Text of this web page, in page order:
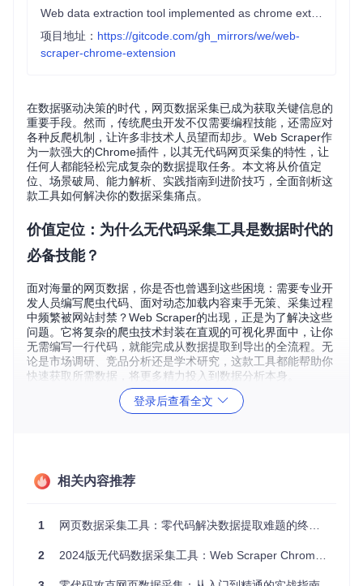
项目地址： https://gitcode.com/gh_mirrors/we/web-
scraper-chrome-extension
在数据驱动决策的时代，网页数据采集已成为获取关键信息的
重要手段。然而，传统爬虫开发不仅需要编程技能，还需应对
各种反爬机制，让许多非技术人员望而却步。Web Scraper作
为一款强大的Chrome插件，以其无代码网页采集的特性，让
任何人都能轻松完成复杂的数据提取任务。本文将从价值定
位、场景破局、能力解析、实践指南到进阶技巧，全面剖析这
款工具如何解决你的数据采集痛点。
价值定位：为什么无代码采集工具是数据时代的
必备技能？
面对海量的网页数据，你是否也曾遇到这些困境：需要专业开
发人员编写爬虫代码、面对动态加载内容束手无策、采集过程
中频繁被网站封禁？Web Scraper的出现，正是为了解决这些
问题。它将复杂的爬虫技术封装在直观的可视化界面中，让你
无需编写一行代码，就能完成从数据提取到导出的全流程。无
论是市场调研、竞品分析还是学术研究，这款工具都能帮助你
快速获取所需数据，将更多精力投入到数据分析本身。
避坑指南
首次使用时建议选择结构清晰的网站进行练习，避免直接挑
采集前先确认目标网站的robots.txt规则，遵守网站的数据
对于商业用途的数据采集，务必获得网站所有者的授权
登录后查看全文
相关内容推荐
1 网页数据采集工具：零代码解决数据提取难题的终极方案
2 2024版无代码数据采集工具：Web Scraper Chrome插件全攻略